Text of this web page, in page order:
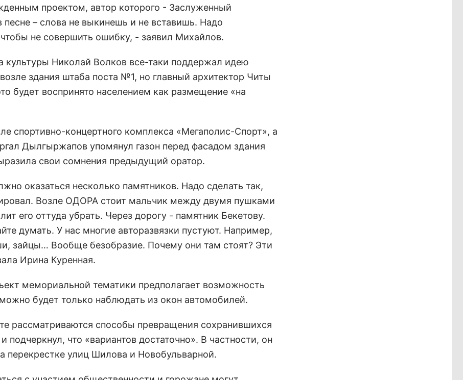
проектом, автор которого - Заслуженный
– слова не выкинешь и не вставишь. Надо
не совершить ошибку, - заявил Михайлов.
культуры Николай Волков все-таки поддержал идею
здания штаба поста №1, но главный архитектор Читы
будет воспринято населением как размещение «на
спортивно-концертного комплекса «Мегаполис-Спорт», а
Дылгыржапов упомянул газон перед фасадом здания
свои сомнения предыдущий оратор.
оказаться несколько памятников. Надо сделать так,
Возле ОДОРА стоит мальчик между двумя пушками
его оттуда убрать. Через дорогу - памятник Бекетову.
думать. У нас многие авторазвязки пустуют. Например,
зайцы… Вообще безобразие. Почему они там стоят? Эти
Ирина Куренная.
мемориальной тематики предполагает возможность
будет только наблюдать из окон автомобилей.
рассматриваются способы превращения сохранившихся
подчеркнул, что «вариантов достаточно». В частности, он
улиц Шилова и Новобульварной.